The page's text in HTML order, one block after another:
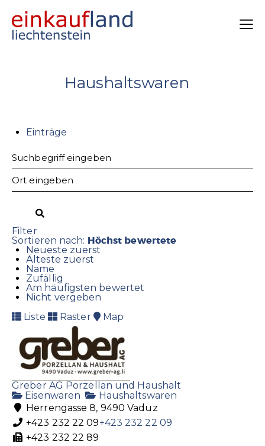
Haushaltswaren
Einträge
Filter
Sortieren nach: Höchst bewertete
Neueste zuerst
Älteste zuerst
Name
Zufällig
Am häufigsten bewertet
Nicht vergeben
Liste
Raster Map
Greber AG Porzellan und Haushalt
Eisenwaren
Haushaltswaren
Herrengasse 8, 9490 Vaduz
+423 232 22 09+423 232 22 09
+423 232 22 89